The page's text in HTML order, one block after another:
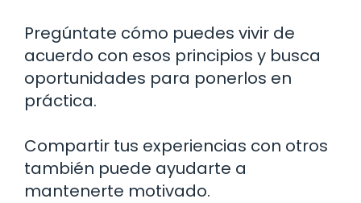
Pregúntate cómo puedes vivir de
acuerdo con esos principios y busca
oportunidades para ponerlos en
práctica.
Compartir tus experiencias con otros
también puede ayudarte a
mantenerte motivado.